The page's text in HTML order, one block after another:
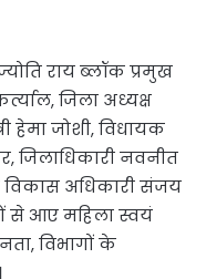
राय ब्लॉक प्रमुख
जिला अध्यक्ष
हेमा जोशी, विधायक
जिलाधिकारी नवनीत
विकास अधिकारी संजय
से आए महिला स्वयं
विभागों के